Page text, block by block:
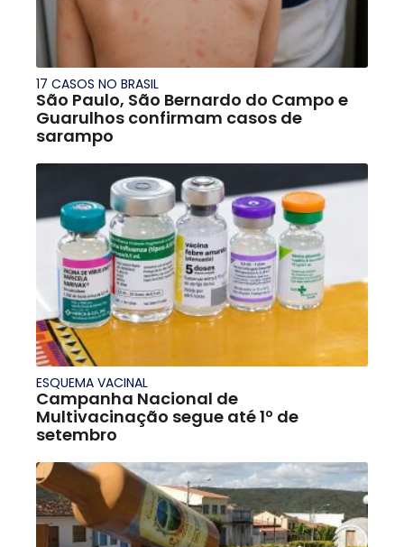
17 CASOS NO BRASIL
São Paulo, São Bernardo do Campo e
Guarulhos confirmam casos de
sarampo
ESQUEMA VACINAL
Campanha Nacional de
Multivacinação segue até 1º de
setembro